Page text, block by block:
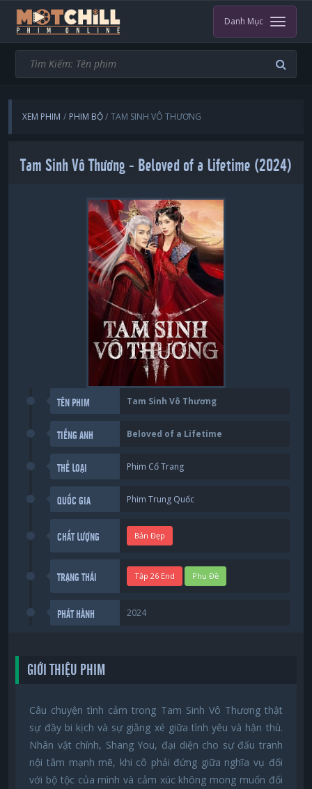
Danh Mục
XEM PHIM PHIM BỘ TAM SINH VÔ THƯƠNG
Tam Sinh Vô Thương - Beloved of a Lifetime (2024)
TÊN PHIM Tam Sinh Vô Thương
TIẾNG ANH Beloved of a Lifetime
THỂ LOẠI Phim Cổ Trang
QUỐC GIA Phim Trung Quốc
CHẤT LƯỢNG Bản Đẹp
TRẠNG THÁI Tập 26 End Phụ Đề
PHÁT HÀNH 2024
GIỚI THIỆU PHIM
Câu chuyện tình cảm trong Tam Sinh Vô Thương thật
sự đầy bi kịch và sự giằng xé giữa tình yêu và hận thù.
Nhân vật chính, Shang You, đại diện cho sự đấu tranh
nội tâm mạnh mẽ, khi cô phải đứng giữa nghĩa vụ đối
với bộ tộc của mình và cảm xúc không mong muốn đối